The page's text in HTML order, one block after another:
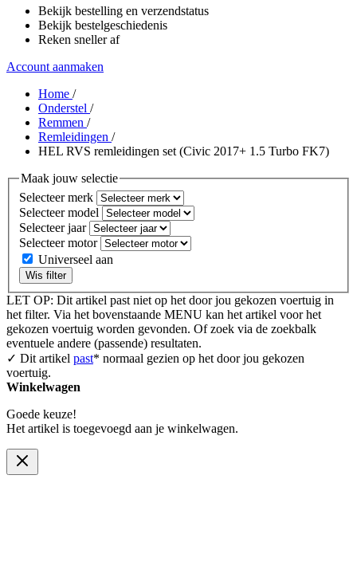
Bekijk bestelling en verzendstatus
Bekijk bestelgeschiedenis
Reken sneller af
Account aanmaken
Home /
Onderstel /
Remmen /
Remleidingen /
HEL RVS remleidingen set (Civic 2017+ 1.5 Turbo FK7)
Maak jouw selectie
Selecteer merk
Selecteer model
Selecteer jaar
Selecteer motor
Universeel aan
Wis filter
LET OP: Dit artikel past niet op het door jou gekozen voertuig in
het filter. Via het bovenstaande MENU kan het artikel voor het
gekozen voertuig worden gevonden. Of zoek via de zoekbalk
eventuele andere (passende) resultaten.
✓ Dit artikel past* normaal gezien op het door jou gekozen
voertuig.
Winkelwagen
Goede keuze!
Het artikel is toegevoegd aan je winkelwagen.